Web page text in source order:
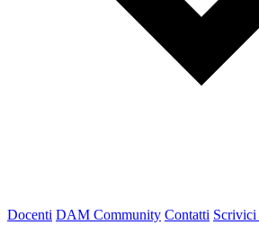
Docenti DAM Community Contatti